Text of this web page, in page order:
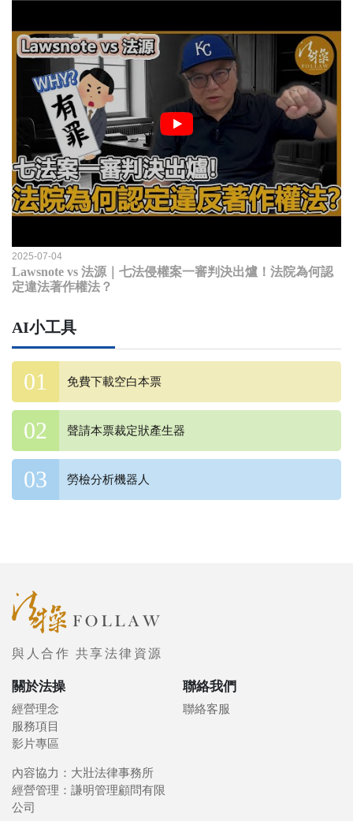
2025-07-04
Lawsnote vs 法源｜七法侵權案一審判決出爐！法院為何認
定違法著作權法？
AI小工具
免費下載空白本票
聲請本票裁定狀產生器
勞檢分析機器人
與人合作 共享法律資源
關於法操
經營理念
服務項目
影片專區
聯絡我們
聯絡客服
內容協力：大壯法律事務所
經營管理：謙明管理顧問有限
公司